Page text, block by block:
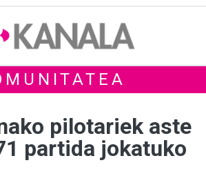
pilotariek aste
partida jokatuko